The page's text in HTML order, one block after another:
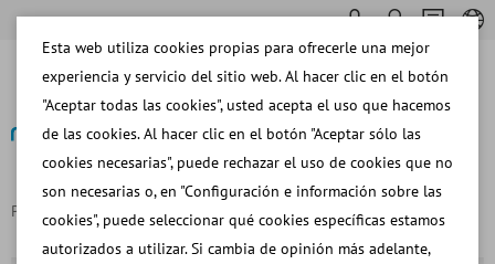
Página principal Punta de pipeta 0,1 - 1 ml
Esta web utiliza cookies propias para ofrecerle una mejor
experiencia y servicio del sitio web. Al hacer clic en el botón
"Aceptar todas las cookies", usted acepta el uso que hacemos
de las cookies. Al hacer clic en el botón "Aceptar sólo las
cookies necesarias", puede rechazar el uso de cookies que no
son necesarias o, en "Configuración e información sobre las
cookies", puede seleccionar qué cookies específicas estamos
autorizados a utilizar. Si cambia de opinión más adelante,